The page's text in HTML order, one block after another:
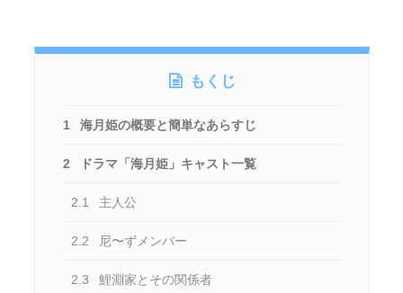
もくじ
1 海月姫の概要と簡単なあらすじ
2 ドラマ「海月姫」キャスト一覧
2.1 主人公
2.2 尼〜ずメンバー
2.3 鯉淵家とその関係者